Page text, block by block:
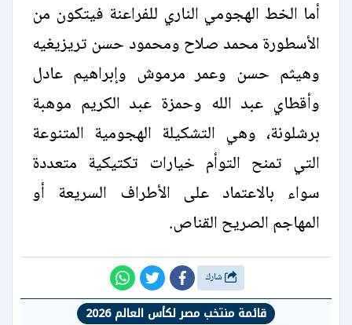
أما الخط الهجومي الناري للفراعنة فيتكون من
الأسطورة محمد صلاح ومحمود حسن تريزيغيه
وهيثم حسن وعمر مرموش وإبراهيم عادل
وأقطاي عبد الله وحمزة عبد الكريم موهبة
برشلونة، وهي التشكيلة الهجومية المتنوعة
التي تمنح التوأم خيارات تكتيكية متعددة
سواء بالاعتماد على الأطراف السريعة أو
المهاجم الصريح القناص.
قائمة منتخب مصر لكأس العالم 2026